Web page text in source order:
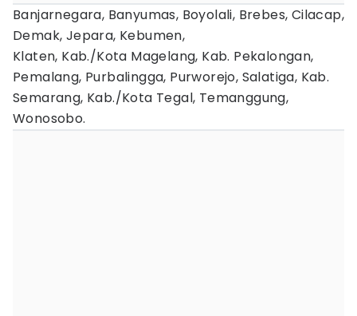
Banjarnegara, Banyumas, Boyolali, Brebes, Cilacap,
Demak, Jepara, Kebumen,
Klaten, Kab./Kota Magelang, Kab. Pekalongan,
Pemalang, Purbalingga, Purworejo, Salatiga, Kab.
Semarang, Kab./Kota Tegal, Temanggung,
Wonosobo.